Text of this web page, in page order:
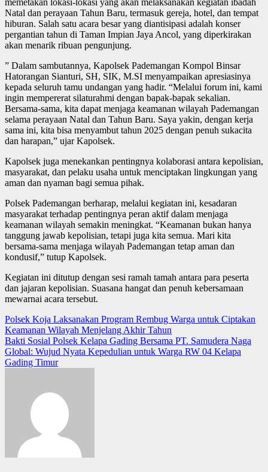
memetakan lokasi-lokasi yang akan melaksanakan kegiatan ibadah
Natal dan perayaan Tahun Baru, termasuk gereja, hotel, dan tempat
hiburan. Salah satu acara besar yang diantisipasi adalah konser
pergantian tahun di Taman Impian Jaya Ancol, yang diperkirakan
akan menarik ribuan pengunjung.
” Dalam sambutannya, Kapolsek Pademangan Kompol Binsar
Hatorangan Sianturi, SH, SIK, M.SI menyampaikan apresiasinya
kepada seluruh tamu undangan yang hadir. “Melalui forum ini, kami
ingin mempererat silaturahmi dengan bapak-bapak sekalian.
Bersama-sama, kita dapat menjaga keamanan wilayah Pademangan
selama perayaan Natal dan Tahun Baru. Saya yakin, dengan kerja
sama ini, kita bisa menyambut tahun 2025 dengan penuh sukacita
dan harapan,” ujar Kapolsek.
Kapolsek juga menekankan pentingnya kolaborasi antara kepolisian,
masyarakat, dan pelaku usaha untuk menciptakan lingkungan yang
aman dan nyaman bagi semua pihak.
Polsek Pademangan berharap, melalui kegiatan ini, kesadaran
masyarakat terhadap pentingnya peran aktif dalam menjaga
keamanan wilayah semakin meningkat. “Keamanan bukan hanya
tanggung jawab kepolisian, tetapi juga kita semua. Mari kita
bersama-sama menjaga wilayah Pademangan tetap aman dan
kondusif,” tutup Kapolsek.
Kegiatan ini ditutup dengan sesi ramah tamah antara para peserta
dan jajaran kepolisian. Suasana hangat dan penuh kebersamaan
mewarnai acara tersebut.
Post
navigation
Polsek Koja Laksanakan Program Rembug Warga untuk Ciptakan
Keamanan Wilayah Menjelang Akhir Tahun
Bakti Sosial Polsek Kelapa Gading Bersama PT. Samudera Naga
Global: Wujud Nyata Kepedulian untuk Warga RW 04 Kelapa
Gading Timur